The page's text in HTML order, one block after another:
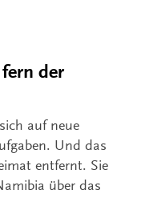
der
auf neue
Und das
entfernt. Sie
über das